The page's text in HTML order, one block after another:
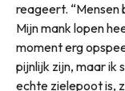
reageert. “Mensen
Mijn mank lopen
moment erg
pijnlijk zijn, maar ik
echte zielepoot is,